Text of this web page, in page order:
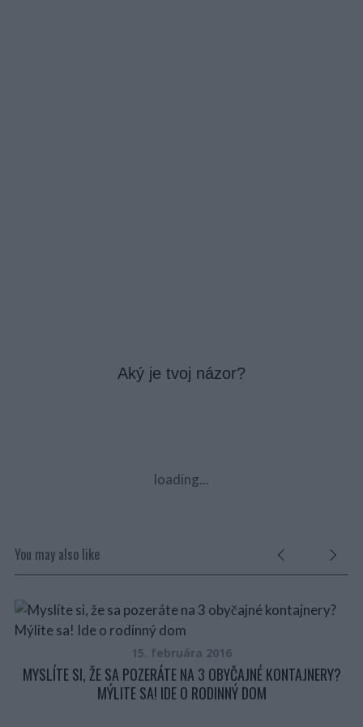
Aký je tvoj názor?
loading...
You may also like
15. februára 2016
MYSLÍTE SI, ŽE SA POZERÁTE NA 3 OBYČAJNÉ KONTAJNERY?
MÝLITE SA! IDE O RODINNÝ DOM